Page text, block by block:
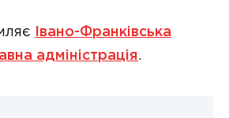
Івано-Франківська
адміністрація.